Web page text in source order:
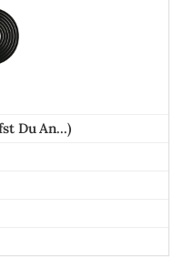
Du An...)